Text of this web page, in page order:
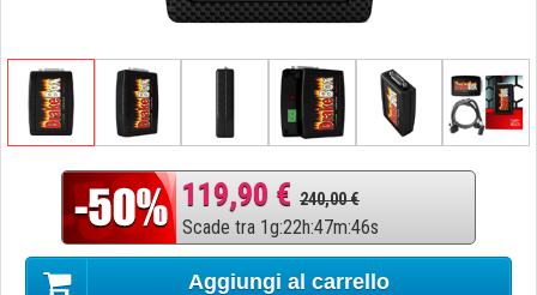
119,90 € 240,00 €
Scade tra 1g:22h:47m:45s
Aggiungi al carrello